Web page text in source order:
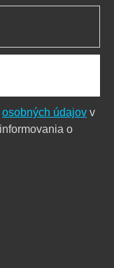
osobných údajov v
o